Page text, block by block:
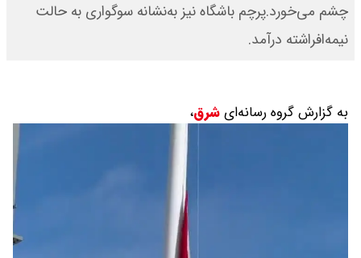
چشم می‌خورد.پرچم باشگاه نیز به‌نشانه سوگواری به حالت
نیمه‌افراشته درآمد.
به گزارش گروه رسانه‌ایشرق،